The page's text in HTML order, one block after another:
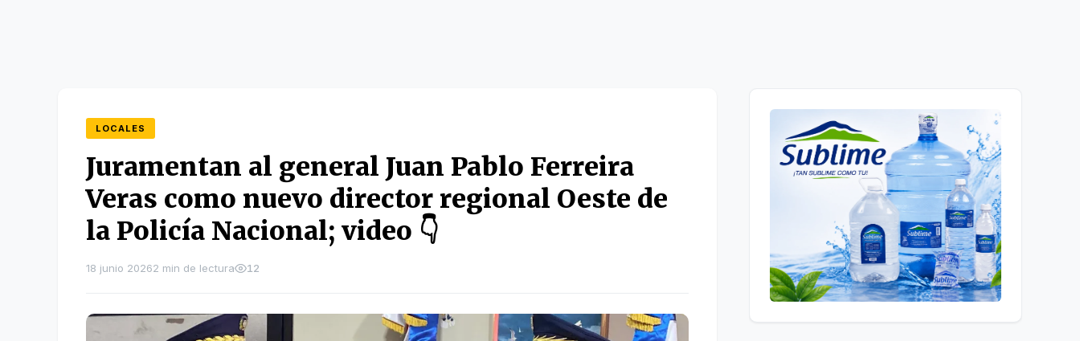
LOCALES
Juramentan al general Juan Pablo Ferreira
Veras como nuevo director regional Oeste de
la Policía Nacional; video 👇
18 junio 20262 min de lectura 12